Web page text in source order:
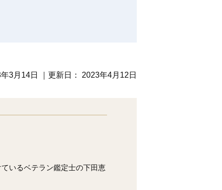
3月14日 ｜更新日： 2023年4月12日
いるベテラン鑑定士の下田恵